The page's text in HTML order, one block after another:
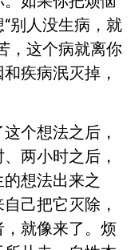
别人没生病，就
，这个病就离你
疾病泯灭掉，
个想法之后，
两小时之后，
想法出来之
己把它灭除，
就像来了。烦